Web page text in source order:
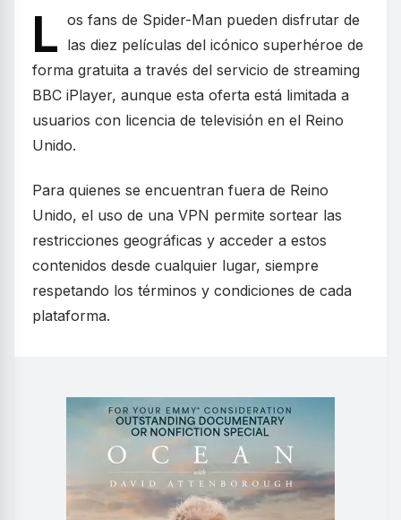
L os fans de Spider-Man pueden disfrutar de
las diez películas del icónico superhéroe de
forma gratuita a través del servicio de streaming
BBC iPlayer, aunque esta oferta está limitada a
usuarios con licencia de televisión en el Reino
Unido.
Para quienes se encuentran fuera de Reino
Unido, el uso de una VPN permite sortear las
restricciones geográficas y acceder a estos
contenidos desde cualquier lugar, siempre
respetando los términos y condiciones de cada
plataforma.